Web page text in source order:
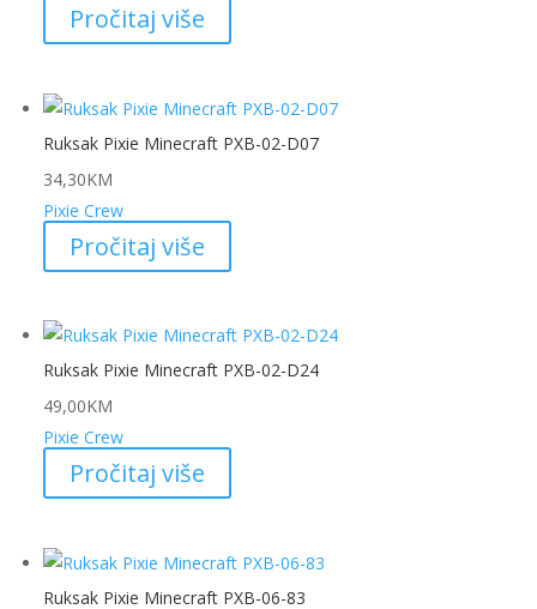
Pročitaj više
Ruksak Pixie Minecraft PXB-02-D07
34,30KM
Pixie Crew
Pročitaj više
Ruksak Pixie Minecraft PXB-02-D24
49,00KM
Pixie Crew
Pročitaj više
Ruksak Pixie Minecraft PXB-06-83